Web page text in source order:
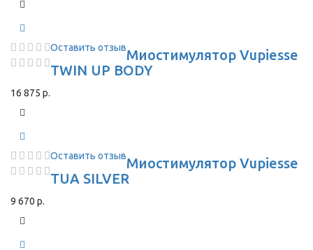
Оставить отзывМиостимулятор Vupiesse
TWIN UP BODY
16 875 р.
Оставить отзывМиостимулятор Vupiesse
TUA SILVER
9 670 р.